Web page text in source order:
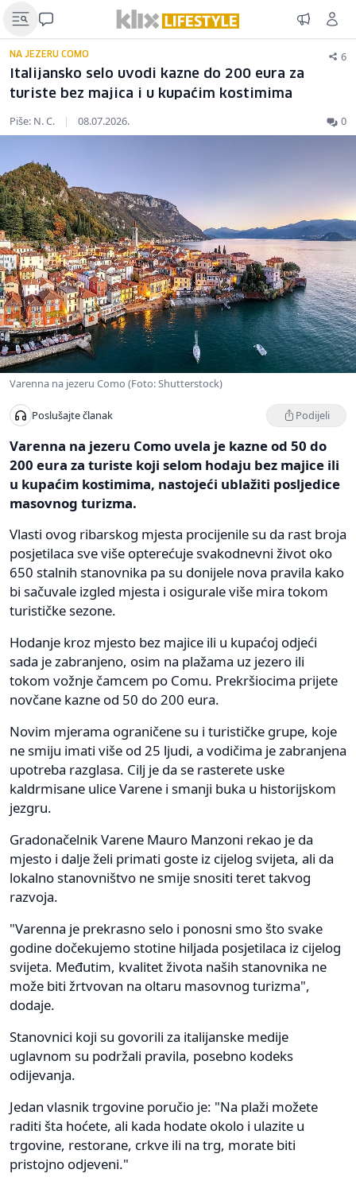
NA JEZERU COMO 6
Italijansko selo uvodi kazne do 200 eura za
turiste bez majica i u kupaćim kostimima
Piše: N. C. | 08.07.2026. 0
Varenna na jezeru Como (Foto: Shutterstock)
Poslušajte članak Podijeli
Varenna na jezeru Como uvela je kazne od 50 do
200 eura za turiste koji selom hodaju bez majice ili
u kupaćim kostimima, nastojeći ublažiti posljedice
masovnog turizma.
Vlasti ovog ribarskog mjesta procijenile su da rast broja
posjetilaca sve više opterećuje svakodnevni život oko
650 stalnih stanovnika pa su donijele nova pravila kako
bi sačuvale izgled mjesta i osigurale više mira tokom
turističke sezone.
Hodanje kroz mjesto bez majice ili u kupaćoj odjeći
sada je zabranjeno, osim na plažama uz jezero ili
tokom vožnje čamcem po Comu. Prekršiocima prijete
novčane kazne od 50 do 200 eura.
Novim mjerama ograničene su i turističke grupe, koje
ne smiju imati više od 25 ljudi, a vodičima je zabranjena
upotreba razglasa. Cilj je da se rasterete uske
kaldrmisane ulice Varene i smanji buka u historijskom
jezgru.
Gradonačelnik Varene Mauro Manzoni rekao je da
mjesto i dalje želi primati goste iz cijelog svijeta, ali da
lokalno stanovništvo ne smije snositi teret takvog
razvoja.
"Varenna je prekrasno selo i ponosni smo što svake
godine dočekujemo stotine hiljada posjetilaca iz cijelog
svijeta. Međutim, kvalitet života naših stanovnika ne
može biti žrtvovan na oltaru masovnog turizma",
dodaje.
Stanovnici koji su govorili za italijanske medije
uglavnom su podržali pravila, posebno kodeks
odijevanja.
Jedan vlasnik trgovine poručio je: "Na plaži možete
raditi šta hoćete, ali kada hodate okolo i ulazite u
trgovine, restorane, crkve ili na trg, morate biti
pristojno odjeveni."